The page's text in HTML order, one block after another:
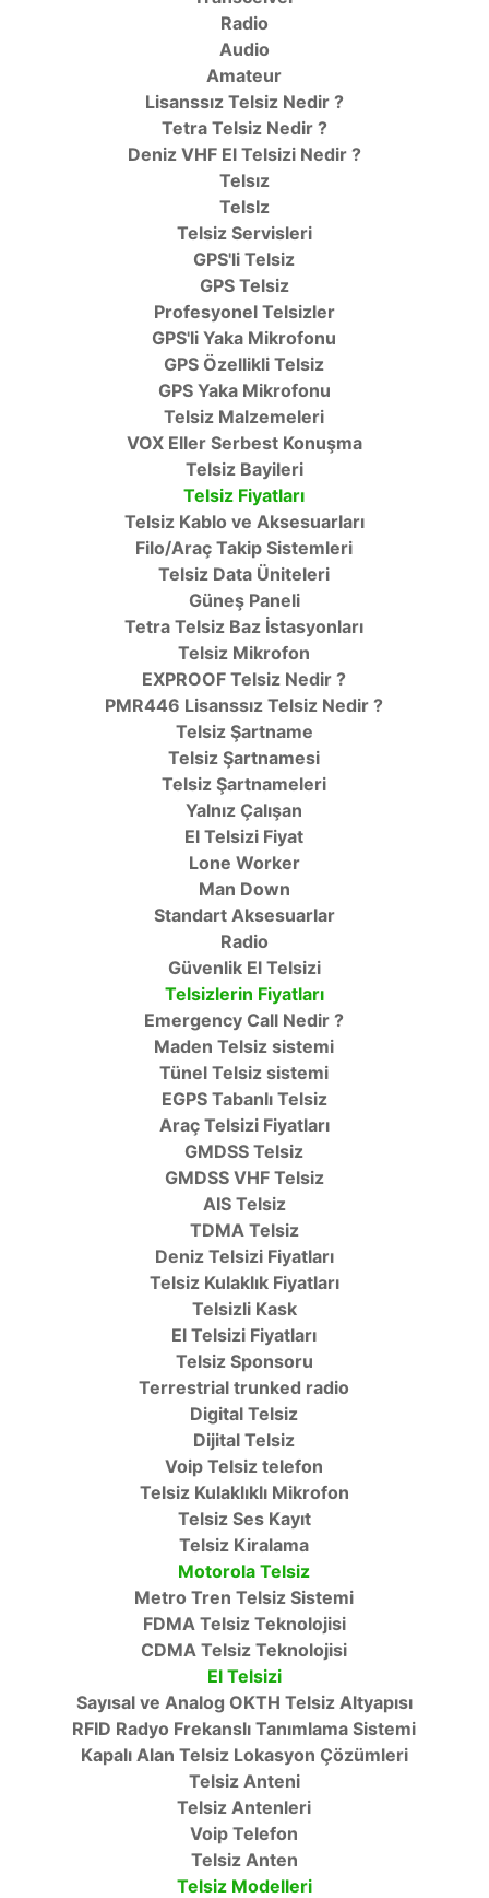
Radio
Audio
Amateur
Lisanssız Telsiz Nedir ?
Tetra Telsiz Nedir ?
Deniz VHF El Telsizi Nedir ?
Telsız
TelsIz
Telsiz Servisleri
GPS'li Telsiz
GPS Telsiz
Profesyonel Telsizler
GPS'li Yaka Mikrofonu
GPS Özellikli Telsiz
GPS Yaka Mikrofonu
Telsiz Malzemeleri
VOX Eller Serbest Konuşma
Telsiz Bayileri
Telsiz Fiyatları
Telsiz Kablo ve Aksesuarları
Filo/Araç Takip Sistemleri
Telsiz Data Üniteleri
Güneş Paneli
Tetra Telsiz Baz İstasyonları
Telsiz Mikrofon
EXPROOF Telsiz Nedir ?
PMR446 Lisanssız Telsiz Nedir ?
Telsiz Şartname
Telsiz Şartnamesi
Telsiz Şartnameleri
Yalnız Çalışan
El Telsizi Fiyat
Lone Worker
Man Down
Standart Aksesuarlar
Radio
Güvenlik El Telsizi
Telsizlerin Fiyatları
Emergency Call Nedir ?
Maden Telsiz sistemi
Tünel Telsiz sistemi
EGPS Tabanlı Telsiz
Araç Telsizi Fiyatları
GMDSS Telsiz
GMDSS VHF Telsiz
AIS Telsiz
TDMA Telsiz
Deniz Telsizi Fiyatları
Telsiz Kulaklık Fiyatları
Telsizli Kask
El Telsizi Fiyatları
Telsiz Sponsoru
Terrestrial trunked radio
Digital Telsiz
Dijital Telsiz
Voip Telsiz telefon
Telsiz Kulaklıklı Mikrofon
Telsiz Ses Kayıt
Telsiz Kiralama
Motorola Telsiz
Metro Tren Telsiz Sistemi
FDMA Telsiz Teknolojisi
CDMA Telsiz Teknolojisi
El Telsizi
Sayısal ve Analog OKTH Telsiz Altyapısı
RFID Radyo Frekanslı Tanımlama Sistemi
Kapalı Alan Telsiz Lokasyon Çözümleri
Telsiz Anteni
Telsiz Antenleri
Voip Telefon
Telsiz Anten
Telsiz Modelleri